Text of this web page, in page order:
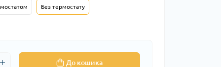
Без термостату
До кошика